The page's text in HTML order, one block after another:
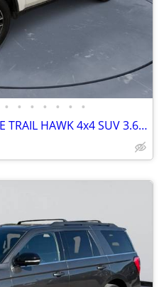
• • • • • • •
2020 JEEP GRAND CHEROKEE TRAIL HAWK 4x4 SUV 3.6 V6 HEATED SEAT #520095